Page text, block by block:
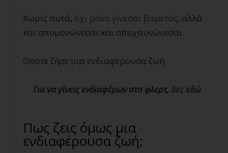
Χωρίς αυτά, όχι μόνο γίνεσαι βαρετός, αλλά
και απομονώνεσαι και αποχαυνώνεσαι.
Οπότε ζήσε μια ενδιαφέρουσα ζωή.
Για να γίνεις ενδιαφέρων στο φλερτ, δες εδώ
Πως ζεις όμως μια
ενδιαφέρουσα ζωή;